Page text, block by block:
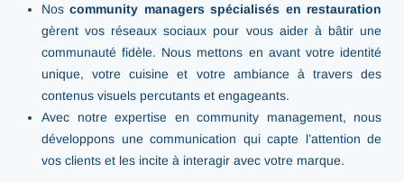
Noscommunity managers spécialisés en restauration
gèrent vos réseaux sociaux pour vous aider à bâtir une
communauté fidèle. Nous mettons en avant votre identité
unique, votre cuisine et votre ambiance à travers des
contenus visuels percutants et engageants.
Avec notre expertise en community management, nous
développons une communication qui capte l’attention de
vos clients et les incite à interagir avec votre marque.